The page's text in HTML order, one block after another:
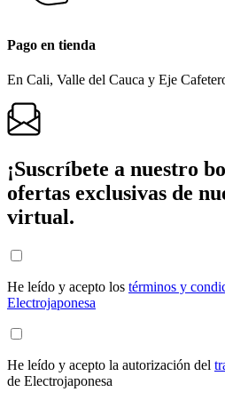
Pago en tienda
En Cali, Valle del Cauca y Eje
¡Suscríbete a nuestro
ofertas exclusivas de
virtual.
He leído y acepto los términos y
Electrojaponesa
He leído y acepto la autorización del
de Electrojaponesa